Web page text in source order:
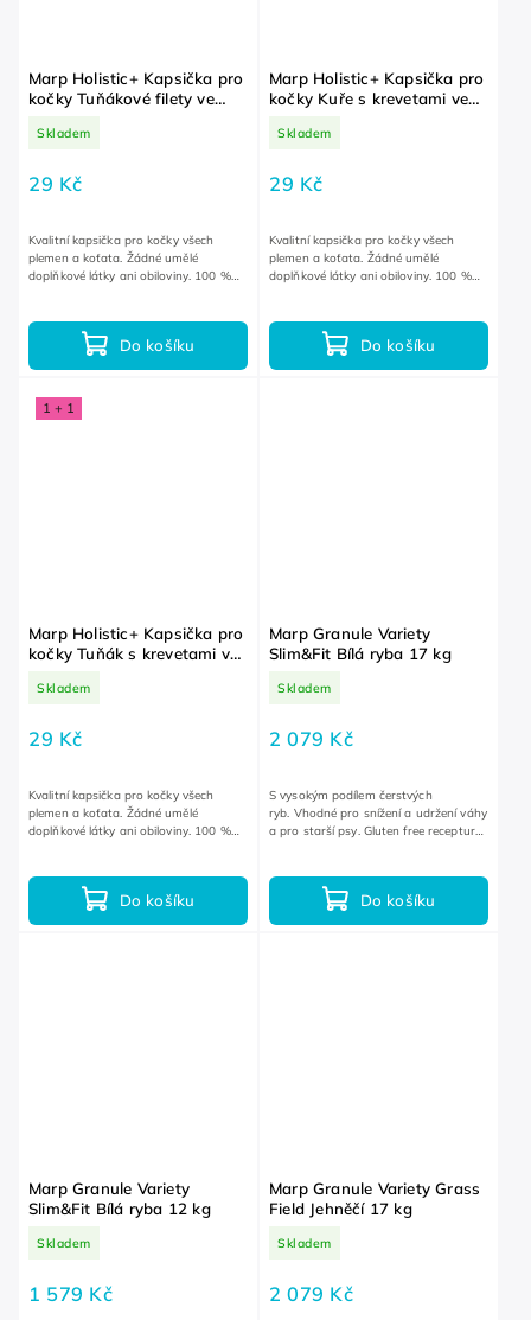
Marp Holistic+ Kapsička pro
kočky Tuňákové filety ve
Skladem
29 Kč
Do košíku
Kvalitní kapsička pro kočky všech
plemen a koťata. Žádné umělé
doplňkové látky ani obiloviny. 100 %
Marp Holistic+ Kapsička pro
kočky Kuře s krevetami ve
Skladem
29 Kč
Do košíku
Kvalitní kapsička pro kočky všech
plemen a koťata. Žádné umělé
doplňkové látky ani obiloviny. 100 %
1 + 1
Marp Holistic+ Kapsička pro
kočky Tuňák s krevetami v
Skladem
29 Kč
Do košíku
Kvalitní kapsička pro kočky všech
plemen a koťata. Žádné umělé
doplňkové látky ani obiloviny. 100 %
Marp Granule Variety
Slim&Fit Bílá ryba 17 kg
Skladem
2 079 Kč
Do košíku
S vysokým podílem čerstvých
ryb. Vhodné pro snížení a udržení váhy
a pro starší psy. Gluten free receptura
Marp Granule Variety
Slim&Fit Bílá ryba 12 kg
Skladem
1 579 Kč
Marp Granule Variety Grass
Field Jehněčí 17 kg
Skladem
2 079 Kč